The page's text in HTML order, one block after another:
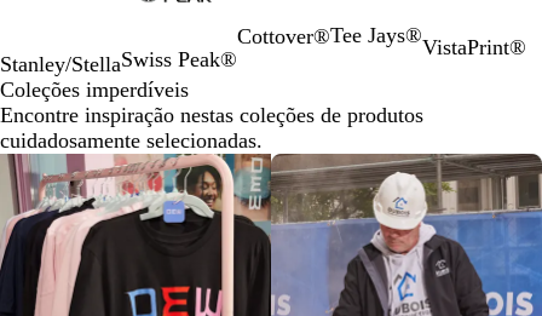
Stanley/StellaSwiss Peak®
Cottover®Tee Jays®VistaPrint®
5
Coleções imperdíveis
Encontre inspiração nestas coleções de produtos
cuidadosamente selecionadas.